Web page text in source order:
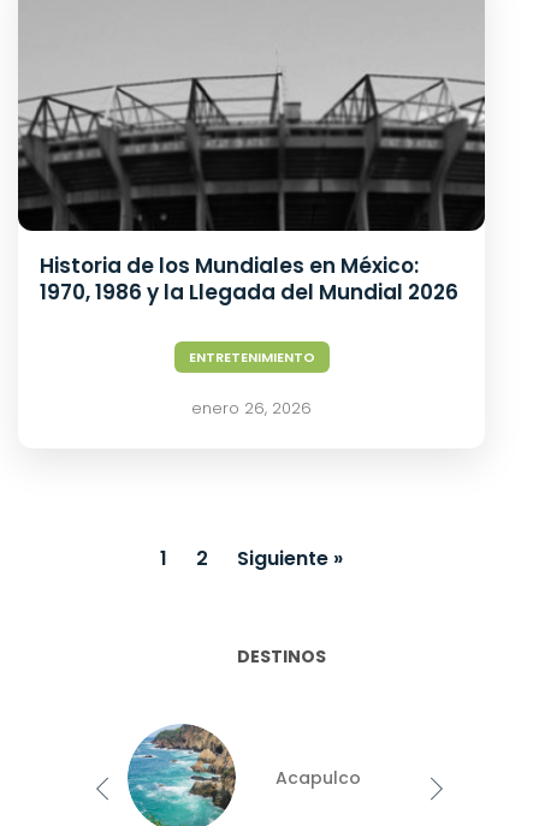
Historia de los Mundiales en México:
1970, 1986 y la Llegada del Mundial 2026
ENTRETENIMIENTO
enero 26, 2026
1 2 Siguiente »
DESTINOS
Acapulco